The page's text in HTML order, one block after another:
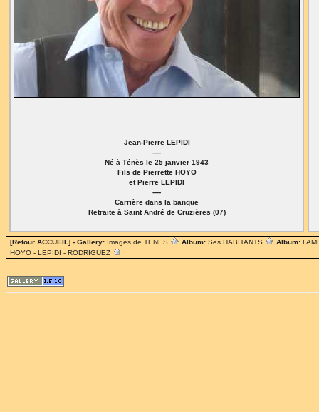
Jean-Pierre LEPIDI
----
Né à Ténès le 25 janvier 1943
Fils de Pierrette HOYO
et Pierre LEPIDI
----
Carrière dans la banque
Retraite à Saint André de Cruzières (07)
[Retour ACCUEIL] - Gallery: Images de TENES Album: Ses HABITANTS Album:
HOYO - LEPIDI - RODRIGUEZ